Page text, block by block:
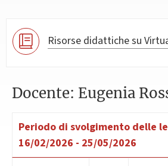
Risorse didattiche su
Docente: Eugenia
Periodo di svolgimento delle
16/02/2026 - 25/05/2026